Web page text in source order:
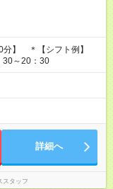
分】 ＊【シフト例】
30～20：30
詳細へ
スタッフ